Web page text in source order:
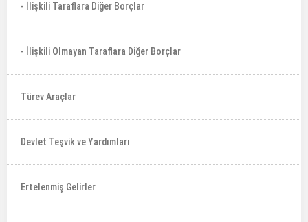
- İlişkili Taraflara Diğer Borçlar
- İlişkili Olmayan Taraflara Diğer Borçlar
Türev Araçlar
Devlet Teşvik ve Yardımları
Ertelenmiş Gelirler